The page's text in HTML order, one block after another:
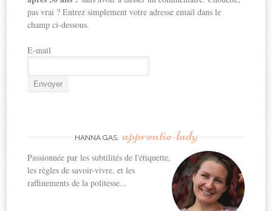
pas vrai ? Entrez simplement votre adresse email dans le
champ ci-dessous.
E-mail
HANNA GAS, apprentie-lady
Passionnée par les subtilités de l'étiquette,
les règles de savoir-vivre, et les
raffinements de la politesse...